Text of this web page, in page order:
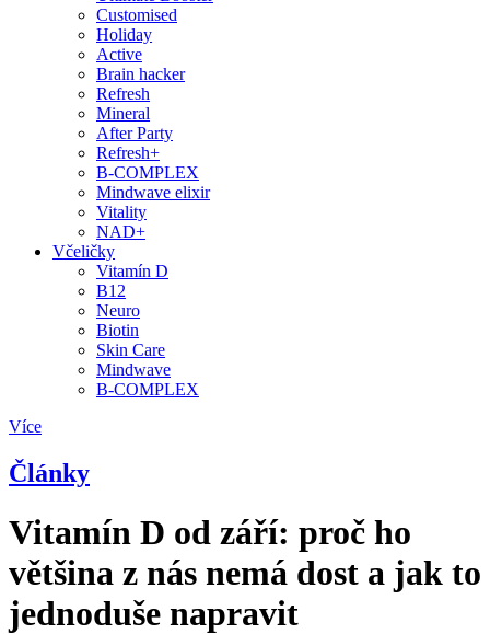
Customised
Holiday
Active
Brain hacker
Refresh
Mineral
After Party
Refresh+
B-COMPLEX
Mindwave elixir
Vitality
NAD+
Včeličky
Vitamín D
B12
Neuro
Biotin
Skin Care
Mindwave
B-COMPLEX
Více
Články
Vitamín D od září: proč ho
většina z nás nemá dost a jak to
jednoduše napravit